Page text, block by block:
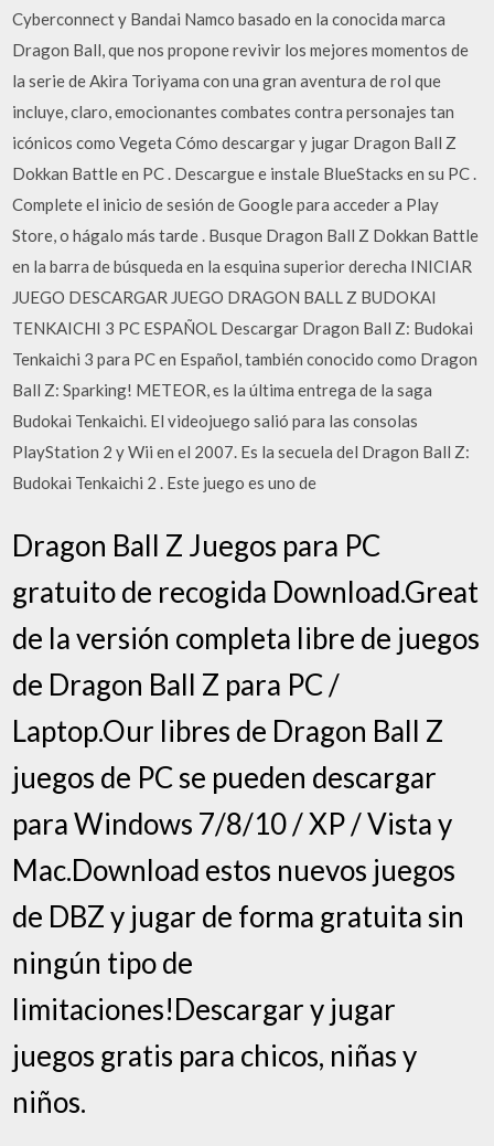
Cyberconnect y Bandai Namco basado en la conocida marca
Dragon Ball, que nos propone revivir los mejores momentos de
la serie de Akira Toriyama con una gran aventura de rol que
incluye, claro, emocionantes combates contra personajes tan
icónicos como Vegeta Cómo descargar y jugar Dragon Ball Z
Dokkan Battle en PC . Descargue e instale BlueStacks en su PC .
Complete el inicio de sesión de Google para acceder a Play
Store, o hágalo más tarde . Busque Dragon Ball Z Dokkan Battle
en la barra de búsqueda en la esquina superior derecha INICIAR
JUEGO DESCARGAR JUEGO DRAGON BALL Z BUDOKAI
TENKAICHI 3 PC ESPAÑOL Descargar Dragon Ball Z: Budokai
Tenkaichi 3 para PC en Español, también conocido como Dragon
Ball Z: Sparking! METEOR, es la última entrega de la saga
Budokai Tenkaichi. El videojuego salió para las consolas
PlayStation 2 y Wii en el 2007. Es la secuela del Dragon Ball Z:
Budokai Tenkaichi 2 . Este juego es uno de
Dragon Ball Z Juegos para PC
gratuito de recogida Download.Great
de la versión completa libre de juegos
de Dragon Ball Z para PC /
Laptop.Our libres de Dragon Ball Z
juegos de PC se pueden descargar
para Windows 7/8/10 / XP / Vista y
Mac.Download estos nuevos juegos
de DBZ y jugar de forma gratuita sin
ningún tipo de
limitaciones!Descargar y jugar
juegos gratis para chicos, niñas y
niños.